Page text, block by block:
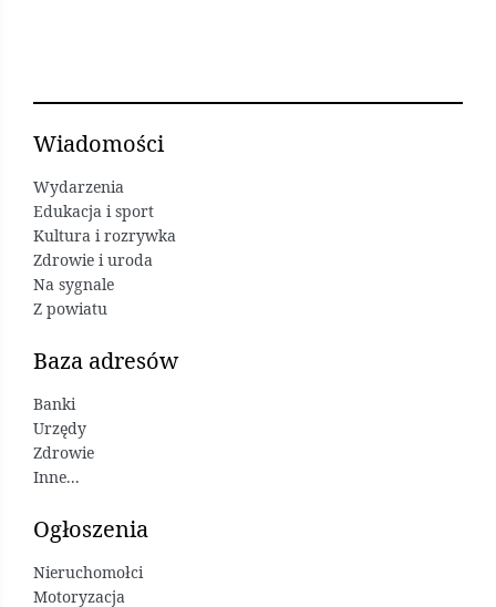
Wiadomości
Wydarzenia
Edukacja i sport
Kultura i rozrywka
Zdrowie i uroda
Na sygnale
Z powiatu
Baza adresów
Banki
Urzędy
Zdrowie
Inne...
Ogłoszenia
Nieruchomołci
Motoryzacja